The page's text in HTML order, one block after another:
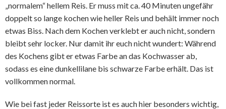
„normalem“ hellem Reis. Er muss mit ca. 40 Minuten ungefähr
doppelt so lange kochen wie heller Reis und behält immer noch
etwas Biss. Nach dem Kochen verklebt er auch nicht, sondern
bleibt sehr locker. Nur damit ihr euch nicht wundert: Während
des Kochens gibt er etwas Farbe an das Kochwasser ab,
sodass es eine dunkellilane bis schwarze Farbe erhält. Das ist
vollkommen normal.
Wie bei fast jeder Reissorte ist es auch hier besonders wichtig,